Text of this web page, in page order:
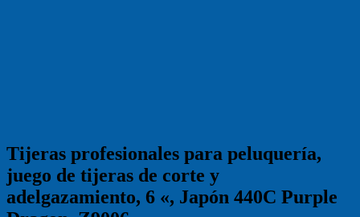
Tijeras profesionales para peluquería,
juego de tijeras de corte y
adelgazamiento, 6 «, Japón 440C Purple